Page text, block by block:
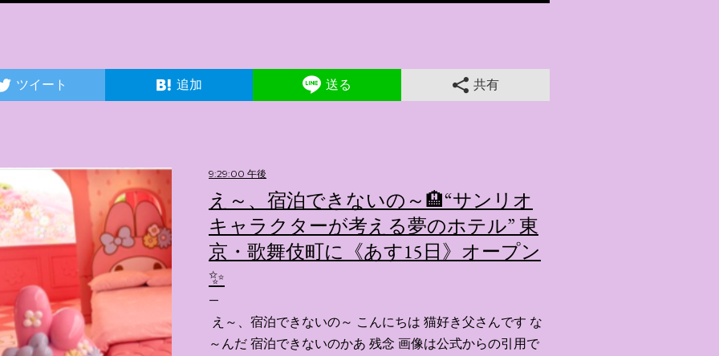
ツイート 追加 送る 共有
9:29:00 午後
え～、宿泊できないの～🏨“サンリオ
キャラクターが考える夢のホテル” 東
京・歌舞伎町に《あす15日》オープン
✨️
え～、宿泊できないの～ こんにちは 猫好き父さんです な
～んだ 宿泊できないのかあ 残念 画像は公式からの引用で